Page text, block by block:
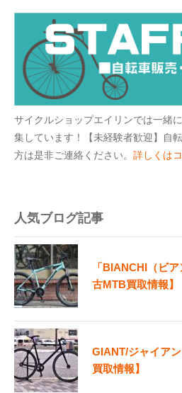
サイクルショップエイリンでは一緒
集しています！【未経験者歓迎】自
方は是非ご連絡ください。 詳しくは
人気ブログ記事
「BIANCHI（ビ
古MTB買取情報】
GIANT/ジャイア
買取情報】